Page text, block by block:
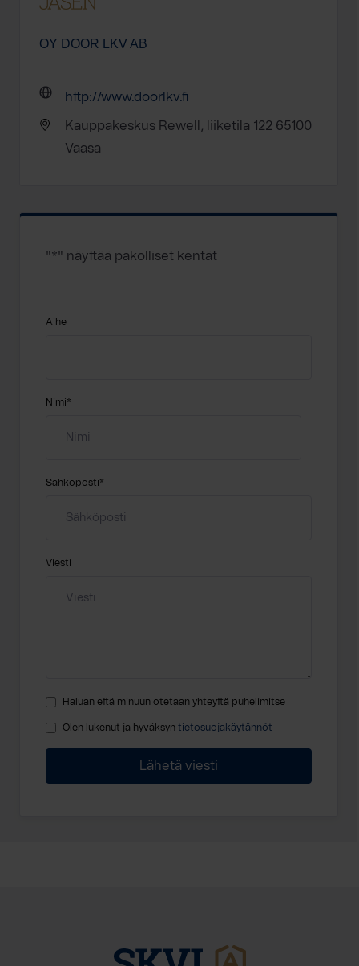
OY DOOR LKV AB
http://www.doorlkv.fi
Kauppakeskus Rewell, liiketila 122 65100
Vaasa
"*" näyttää pakolliset kentät
Aihe
Nimi*
Sähköposti*
Viesti
Haluan että minuun otetaan yhteyttä puhelimitse
Olen lukenut ja hyväksyn tietosuojakäytännöt